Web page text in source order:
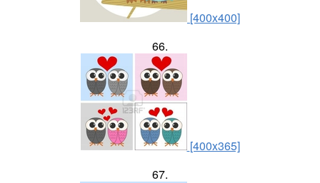
[400x400]
66.
[400x365]
67.